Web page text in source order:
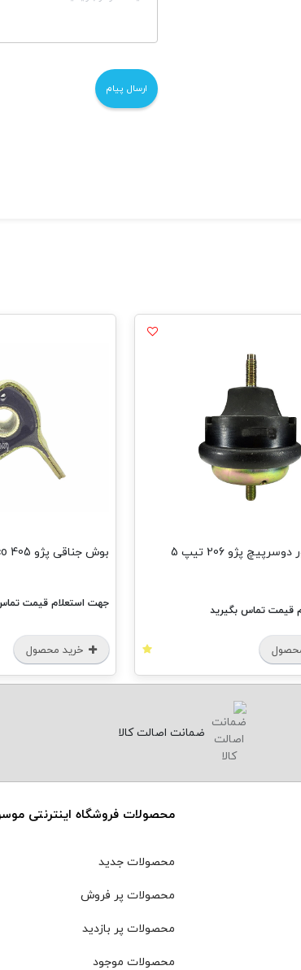
دسته موتور دوسرپیچ پژو 206 تیپ 5
قیمت تماس بگیرید
بوش جناقی پژو 405 B.mco
جهت استعلام قیمت
خرید محصول
ضمانت اصالت کالا
محصولات فروشگاه اینترنتی
محصولات جدید
محصولات پر فروش
محصولات پر بازدید
محصولات موجود